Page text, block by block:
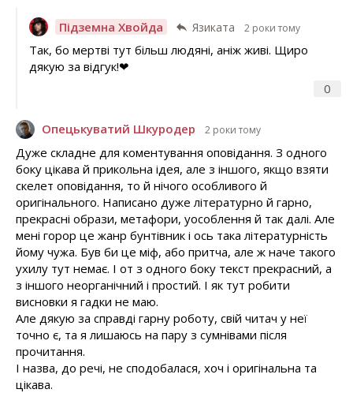
Підземна Хвойда Язиката 2 роки тому
0
Так, бо мертві тут більш людяні, аніж живі. Щиро
дякую за відгук!❤
Опецькуватий Шкуродер 2 роки тому
Дуже складне для коментування оповідання. З одного
боку цікава й прикольна ідея, але з іншого, якщо взяти
скелет оповідання, то й нічого особливого й
оригінального. Написано дуже літературно й гарно,
прекрасні образи, метафори, уособлення й так далі. Але
мені горор це жанр бунтівник і ось така літературність
йому чужа. Був би це міф, або притча, але ж наче такого
ухилу тут немає. І от з одного боку текст прекрасний, а
з іншого неорганічний і простий. І як тут робити
висновки я гадки не маю.
Але дякую за справді гарну роботу, свій читач у неї
точно є, та я лишаюсь на пару з сумнівами після
прочитання.
І назва, до речі, не сподобалася, хоч і оригінальна та
цікава.